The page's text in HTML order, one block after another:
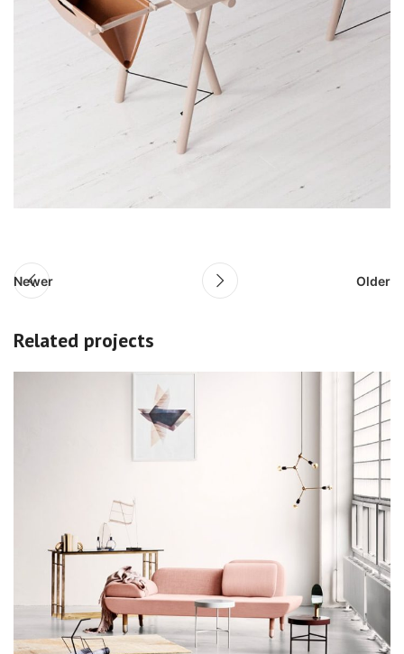
Newer Older
Related projects